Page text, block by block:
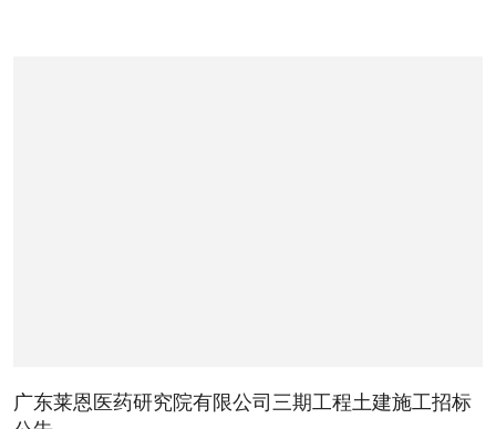
广东莱恩医药研究院有限公司三期工程土建施工招标